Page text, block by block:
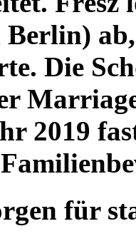
Die
2019
für